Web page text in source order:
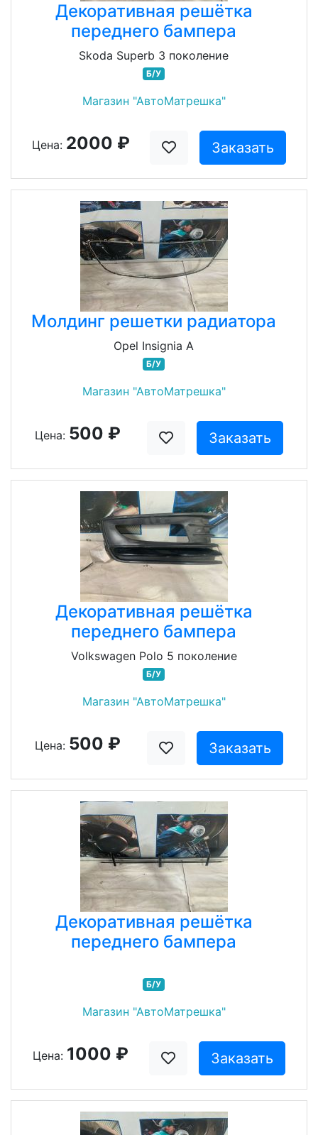
Декоративная решётка
переднего бампера
Skoda Superb 3 поколение
Б/У
Магазин "АвтоМатрешка"
Цена: 2000 ₽ Заказать
Молдинг решетки радиатора
Opel Insignia A
Б/У
Магазин "АвтоМатрешка"
Цена: 500 ₽ Заказать
Декоративная решётка
переднего бампера
Volkswagen Polo 5 поколение
Б/У
Магазин "АвтоМатрешка"
Цена: 500 ₽ Заказать
Декоративная решётка
переднего бампера
Б/У
Магазин "АвтоМатрешка"
Цена: 1000 ₽ Заказать